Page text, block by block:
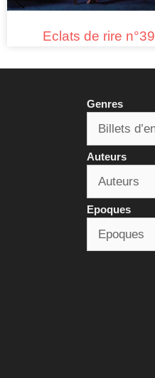
Eclats de rire n°39
Genres
Auteurs
Epoques